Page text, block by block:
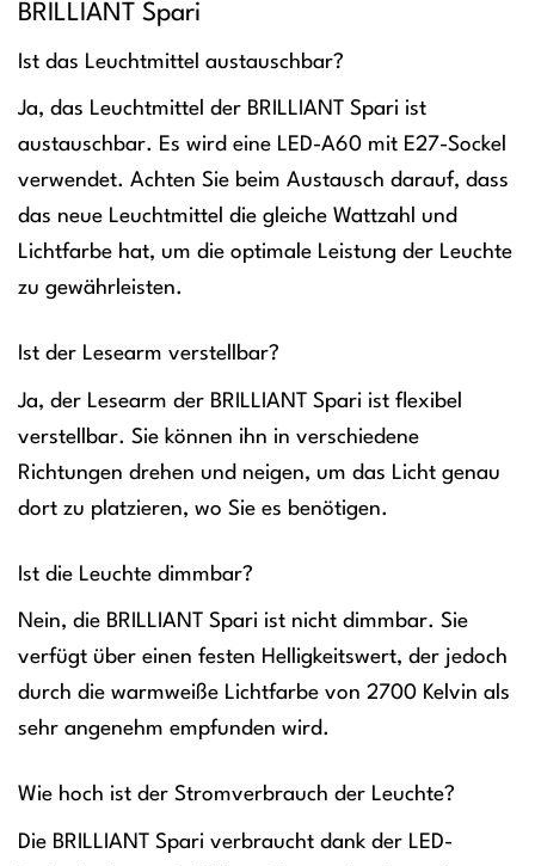
BRILLIANT Spari
Ist das Leuchtmittel austauschbar?
Ja, das Leuchtmittel der BRILLIANT Spari ist
austauschbar. Es wird eine LED-A60 mit E27-Sockel
verwendet. Achten Sie beim Austausch darauf, dass
das neue Leuchtmittel die gleiche Wattzahl und
Lichtfarbe hat, um die optimale Leistung der Leuchte
zu gewährleisten.
Ist der Lesearm verstellbar?
Ja, der Lesearm der BRILLIANT Spari ist flexibel
verstellbar. Sie können ihn in verschiedene
Richtungen drehen und neigen, um das Licht genau
dort zu platzieren, wo Sie es benötigen.
Ist die Leuchte dimmbar?
Nein, die BRILLIANT Spari ist nicht dimmbar. Sie
verfügt über einen festen Helligkeitswert, der jedoch
durch die warmweiße Lichtfarbe von 2700 Kelvin als
sehr angenehm empfunden wird.
Wie hoch ist der Stromverbrauch der Leuchte?
Die BRILLIANT Spari verbraucht dank der LED-